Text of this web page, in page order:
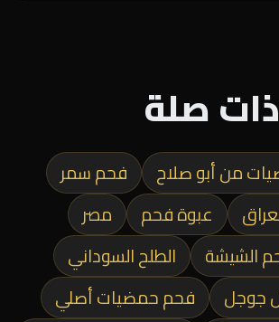
صلة
من أبو صلاح
فحم سمر
عبوة فحم
مصر
الشيشة
الطلح السوداني
جوجل
فحم حمضيات أصلي